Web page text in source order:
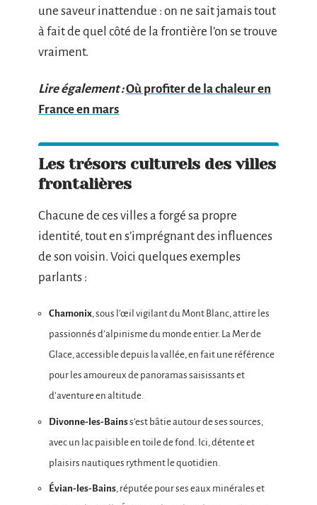
une saveur inattendue : on ne sait jamais tout
à fait de quel côté de la frontière l’on se trouve
vraiment.
Lire également :Où profiter de la chaleur en
France en mars
Les trésors culturels des villes
frontalières
Chacune de ces villes a forgé sa propre
identité, tout en s’imprégnant des influences
de son voisin. Voici quelques exemples
parlants :
Chamonix, sous l’œil vigilant du Mont Blanc, attire les
passionnés d’alpinisme du monde entier. La Mer de
Glace, accessible depuis la vallée, en fait une référence
pour les amoureux de panoramas saisissants et
d’aventure en altitude.
Divonne-les-Bainss’est bâtie autour de ses sources,
avec un lac paisible en toile de fond. Ici, détente et
plaisirs nautiques rythment le quotidien.
Évian-les-Bains, réputée pour ses eaux minérales et